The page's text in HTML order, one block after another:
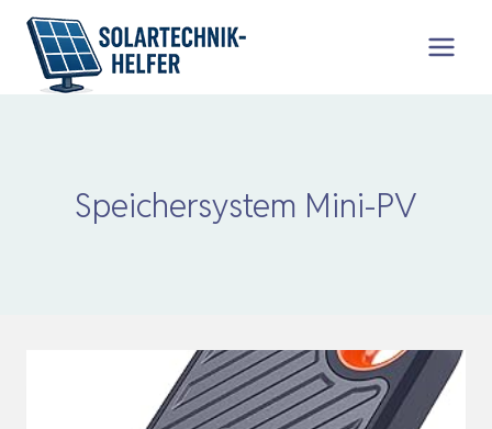
Zum
Inhalt
springen
Speichersystem Mini-PV